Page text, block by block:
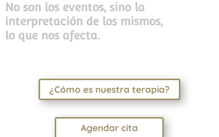
No son los eventos, sino la
interpretación de los mismos,
lo que nos afecta.
¿Cómo es nuestra terapia?
Agendar cita